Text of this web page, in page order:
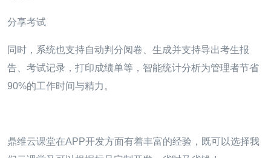
分享考试
同时，系统也支持自动判分阅卷、生成并支持导出考生报
告、考试记录，打印成绩单等，智能统计分析为管理者节省
90%的工作时间与精力。
鼎维云课堂在APP开发方面有着丰富的经验，既可以选择我